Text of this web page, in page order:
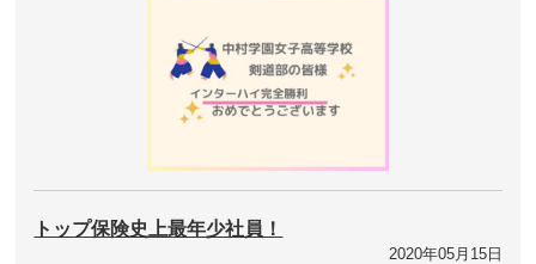
トップ保険史上最年少社員！
2020年05月15日